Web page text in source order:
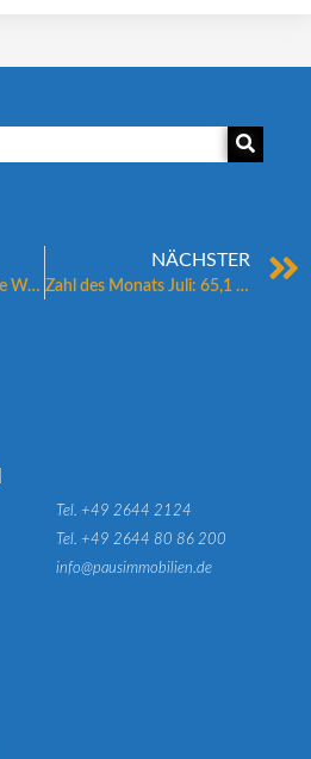
Sechs Irrtümer über die Wärmepumpe
NÄCHSTER
Zahl des Monats Juli: 65,1 m²
Tel. +49 2644 2124
Tel. +49 2644 80 86 200
info@pausimmobilien.de